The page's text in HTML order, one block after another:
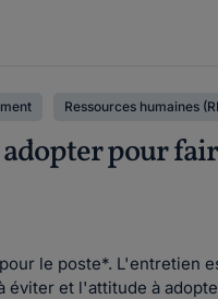
Ressources humaines
pour
le poste*. L'entretien
et l'attitude à